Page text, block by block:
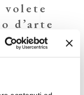
volete
d’arte
DEI